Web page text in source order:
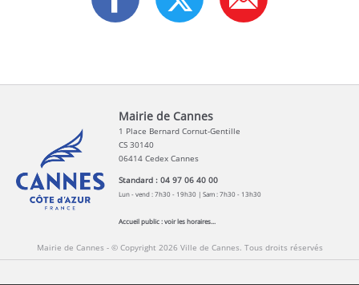
Mairie de Cannes
1 Place Bernard Cornut-Gentille
CS 30140
06414 Cedex Cannes
Standard : 04 97 06 40 00
Lun - vend : 7h30 - 19h30 | Sam : 7h30 - 13h30
Accueil public :voir les horaires...
Mairie de Cannes - © Copyright 2026 Ville de Cannes. Tous droits réservés